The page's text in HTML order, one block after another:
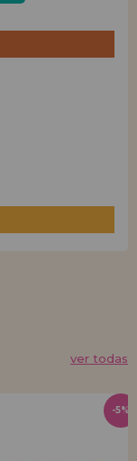
ver todas
-5%